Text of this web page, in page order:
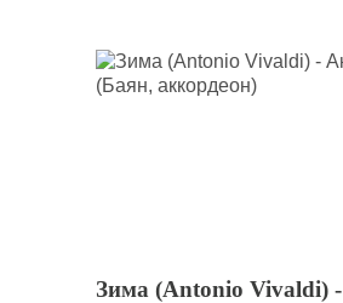
Зима (Antonio Vivaldi) -